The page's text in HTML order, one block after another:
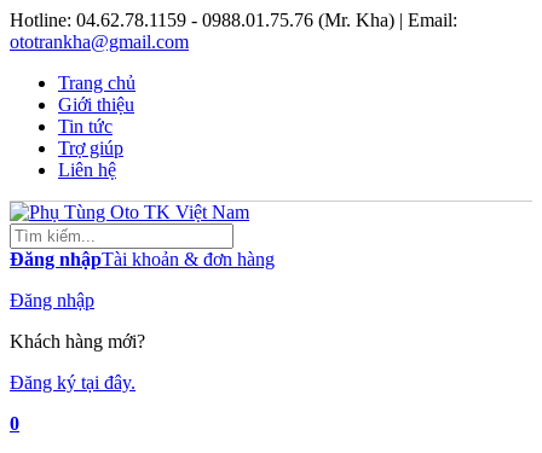
Hotline: 04.62.78.1159 - 0988.01.75.76 (Mr. Kha) | Email:
ototrankha@gmail.com
Trang chủ
Giới thiệu
Tin tức
Trợ giúp
Liên hệ
Đăng nhậpTài khoản & đơn hàng
Đăng nhập
Khách hàng mới?
Đăng ký tại đây.
0